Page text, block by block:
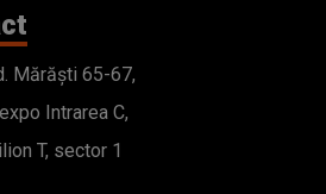
Mărăști 65-67,
Intrarea C,
T, sector 1